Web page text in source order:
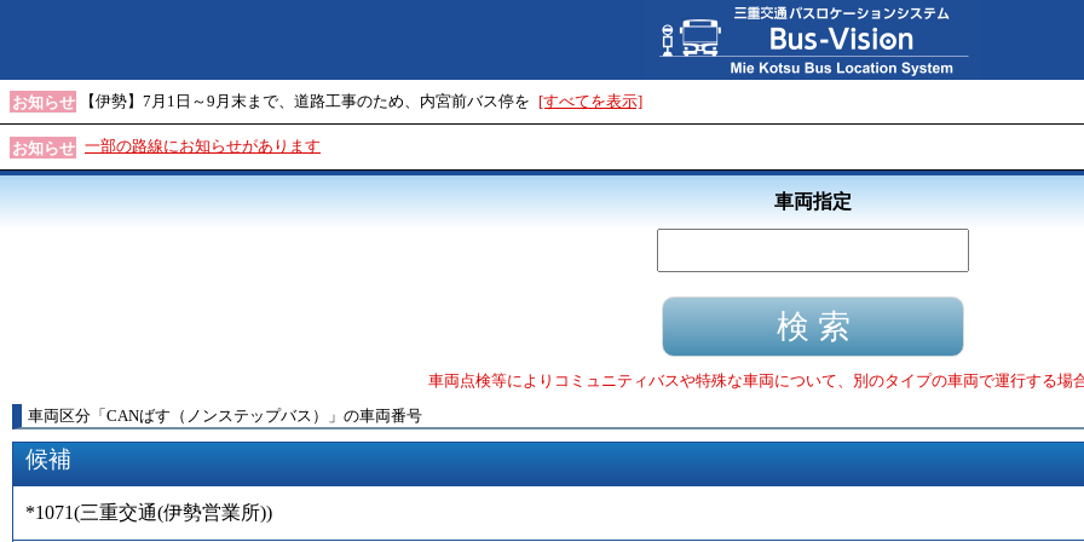
お知らせ 【伊勢】7月1日～9月末まで、道路工事のため、内宮前バス停を [すべてを表示]
お知らせ 一部の路線にお知らせがあります
車両指定
車両点検等によりコミュニティバスや特殊な車両について、別のタイプの車両で運行する場
車両区分 「 CANばす（ノンステップバス） 」 の車両番号
候補
*1071(三重交通(伊勢営業所))